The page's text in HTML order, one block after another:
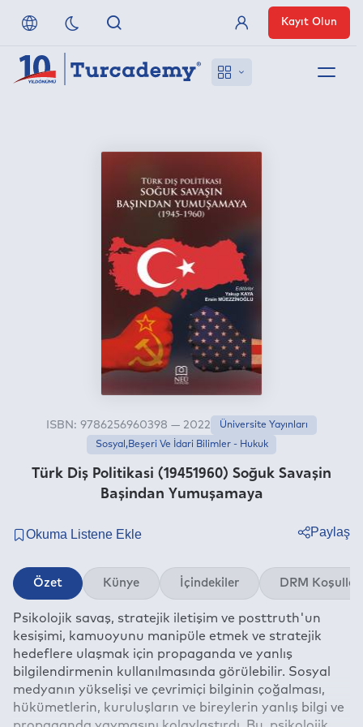
Referanslarımız
Uzaktan Erişim
Nasıl Erişirim
Anlaşmalı Yayınevleri
Üye Girişi
Kayıt Olun
Türk Diş Politikasi (19451960) Soğuk Savaşin
Başindan Yumuşamaya
ISBN: 9786256960398 — 2022
Üniversite Yayınları
Sosyal,Beşeri Ve İdari Bilimler - Hukuk
Paylaş
Twitter
Linkedin
Whatsapp
E-mail
Özet Künye İçindekiler DRM Koşulları
Psikolojik savaş, stratejik iletişim ve posttruth'un
kesişimi, kamuoyunu manipüle etmek ve stratejik
hedeflere ulaşmak için propaganda ve yanlış
bilgilendirmenin kullanılmasında görülebilir. Sosyal
medyanın yükselişi ve çevrimiçi bilginin çoğalması,
hükümetlerin, kuruluşların ve bireylerin yanlış bilgi ve